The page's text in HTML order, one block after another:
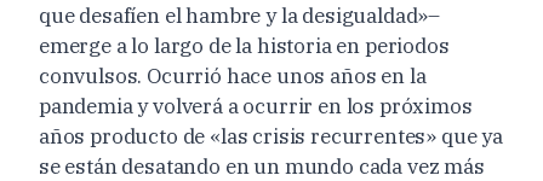
que desafíen el hambre y la desigualdad»–
emerge a lo largo de la historia en periodos
convulsos. Ocurrió hace unos años en la
pandemia y volverá a ocurrir en los próximos
años producto de «las crisis recurrentes» que ya
se están desatando en un mundo cada vez más